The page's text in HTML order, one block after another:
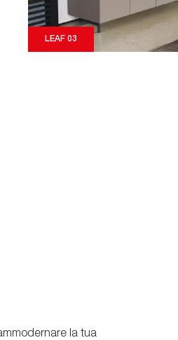
LEAF 03
la tua